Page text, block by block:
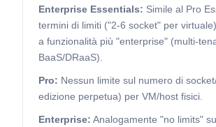
Enterprise Essentials: Simile al Pro
termini di limiti ("2-6 socket" per
a funzionalità più "enterprise" (multi-
BaaS/DRaaS).
Pro: Nessun limite sul numero di
edizione perpetua) per VM/host fisici.
Enterprise: Analogamente "no limits"